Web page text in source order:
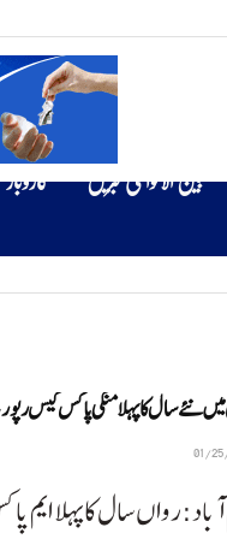
بین الاقوامی خبریں کاروبار
میں نئے سال کا پہلا منکی پاکس کیس
سال کا پہلا